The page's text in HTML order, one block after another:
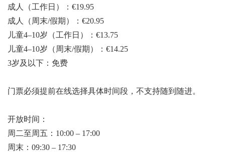
成人（工作日）：€19.95
成人（周末/假期）：€20.95
儿童4–10岁（工作日）：€13.75
儿童4–10岁（周末/假期）：€14.25
3岁及以下：免费
门票必须提前在线选择具体时间段，不支持随到随进。
开放时间：
周二至周五：10:00 – 17:00
周末：09:30 – 17:30